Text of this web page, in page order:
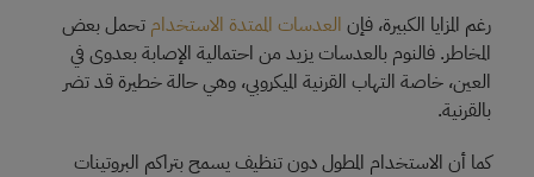
رغم المزايا الكبيرة، فإن العدسات الممتدة الاستخدام تحمل بعض
المخاطر. فالنوم بالعدسات يزيد من احتمالية الإصابة بعدوى في
العين، خاصة التهاب القرنية الميكروبي، وهي حالة خطيرة قد تضر
بالقرنية.
كما أن الاستخدام المطول دون تنظيف يسمح بتراكم البروتينات